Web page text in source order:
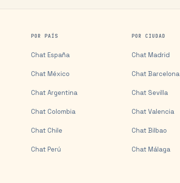
POR PAÍS
Chat España
Chat México
Chat Argentina
Chat Colombia
Chat Chile
Chat Perú
POR CIUDAD
Chat Madrid
Chat Barcelona
Chat Sevilla
Chat Valencia
Chat Bilbao
Chat Málaga